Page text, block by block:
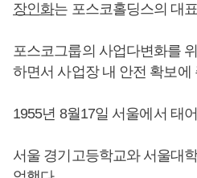
장인화는 포스코홀딩스의 대
포스코그룹의 사업다변화를
하면서 사업장 내 안전 확보에
1955년 8월17일 서울에서 태
서울 경기고등학교와 서울대